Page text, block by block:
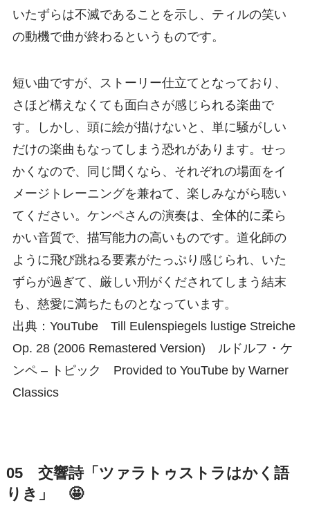
いたずらは不滅であることを示し、ティルの笑い
の動機で曲が終わるというものです。
短い曲ですが、ストーリー仕立てとなっており、
さほど構えなくても面白さが感じられる楽曲で
す。しかし、頭に絵が描けないと、単に騒がしい
だけの楽曲もなってしまう恐れがあります。せっ
かくなので、同じ聞くなら、それぞれの場面をイ
メージトレーニングを兼ねて、楽しみながら聴い
てください。ケンペさんの演奏は、全体的に柔ら
かい音質で、描写能力の高いものです。道化師の
ように飛び跳ねる要素がたっぷり感じられ、いた
ずらが過ぎて、厳しい刑がくだされてしまう結末
も、慈愛に満ちたものとなっています。
出典：YouTube Till Eulenspiegels lustige Streiche
Op. 28 (2006 Remastered Version) ルドルフ・ケ
ンペ – トピック Provided to YouTube by Warner
Classics
05 交響詩「ツァラトゥストラはかく語
りき」 🤩